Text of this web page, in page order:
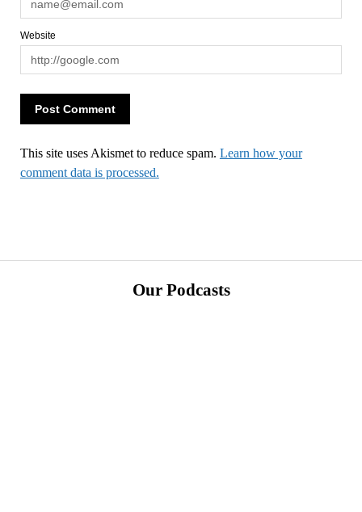
Website
This site uses Akismet to reduce spam. Learn how your
comment data is processed.
Our Podcasts